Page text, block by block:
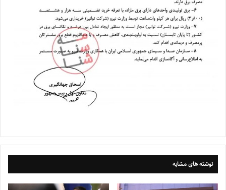
نوشته های مشابه